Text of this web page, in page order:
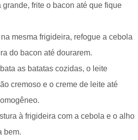
grande, frite o bacon até que fique
mesma frigideira, refogue a cebola
do bacon até dourarem.
as batatas cozidas, o leite
cremoso e o creme de leite até
à frigideira com a cebola e o alho
bem.